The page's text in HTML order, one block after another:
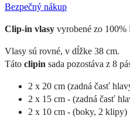
Bezpečný nákup
Clip-in vlasy vyrobené zo
Vlasy sú rovné, v dĺžke 38 cm.
Táto clipin sada pozostáva z 8
2 x 20 cm (zadná časť
2 x 15 cm - (zadná časť
2 x 10 cm - (boky, 2 klipy)